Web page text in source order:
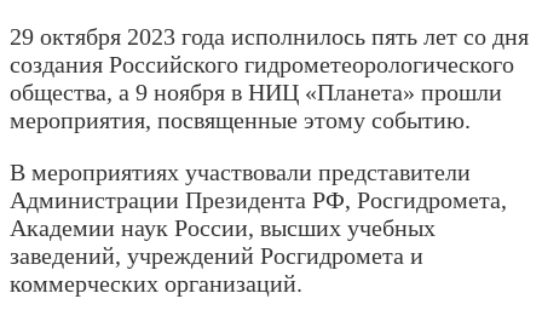
29 октября 2023 года исполнилось пять лет со дня
создания Российского гидрометеорологического
общества, а 9 ноября в НИЦ «Планета» прошли
мероприятия, посвященные этому событию.
В мероприятиях участвовали представители
Администрации Президента РФ, Росгидромета,
Академии наук России, высших учебных
заведений, учреждений Росгидромета и
коммерческих организаций.